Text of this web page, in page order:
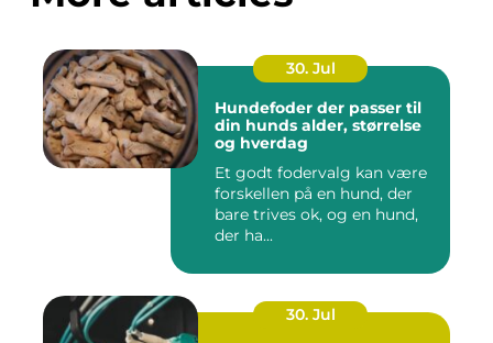
30. Jul
Hundefoder der passer til
din hunds alder, størrelse
og hverdag
Et godt fodervalg kan være
forskellen på en hund, der
bare trives ok, og en hund,
der ha...
30. Jul